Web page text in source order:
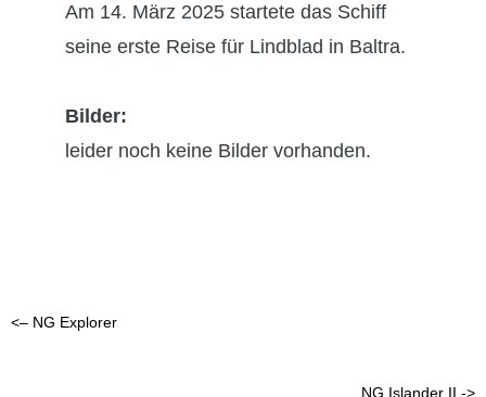
Am 14. März 2025 startete das Schiff
seine erste Reise für Lindblad in Baltra.
Bilder:
leider noch keine Bilder vorhanden.
<– NG Explorer
NG Islander II ->